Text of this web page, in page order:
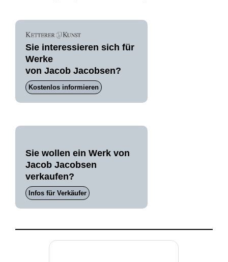
Sie interessieren sich für
Werke
von Jacob Jacobsen?
Kostenlos informieren
Sie wollen ein Werk von
Jacob Jacobsen
verkaufen?
Infos für Verkäufer